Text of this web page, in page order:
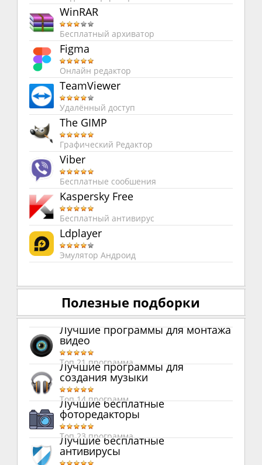
WinRAR
Бесплатный архиватор
Figma
Онлайн редактор
TeamViewer
Удалённый доступ
The GIMP
Графический Редактор
Viber
Бесплатные сообшения
Kaspersky Free
Бесплатный антивирус
Ldplayer
Эмулятор Андроид
Полезные подборки
Лучшие программы для монтажа
видео
Топ 21 программа
Лучшие программы для
создания музыки
Топ 14 программ
Лучшие бесплатные
фоторедакторы
Топ 23 программа
Лучшие бесплатные
антивирусы